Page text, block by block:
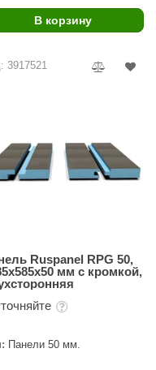
В корзину
3917521
Ruspanel RPG 50,
мм с кромкой,
Панели 50 мм.